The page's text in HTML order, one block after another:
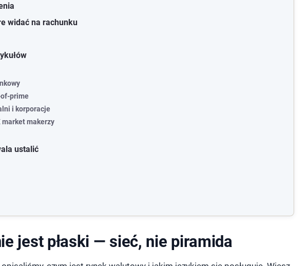
widać na rachunku
prime
i korporacje
market makerzy
ustalić
jest płaski — sieć, nie piramida